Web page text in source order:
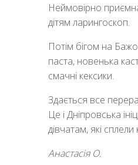
Неймовірно
дітям ларингоскоп.
Потім бігом на
паста, новенька
смачні кексики.
Здається все
Це і Дніпровська
дівчатам, які
Анастасія О.